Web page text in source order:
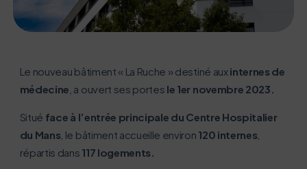
Le nouveau bâtiment « La Ruche » destiné auxinternes de
médecine , a ouvert ses portes le 1er novembre 2023.
Situé face à l’entrée principale du Centre Hospitalier
du Mans, le bâtiment accueille environ 120 internes,
répartis dans 117 logements.